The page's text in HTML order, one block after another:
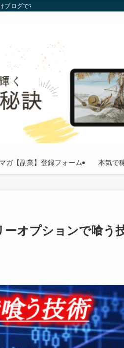
ログです。投資の基礎から最新トレン
ガ【副業】登録フォーム 本気で
オプションで喰う